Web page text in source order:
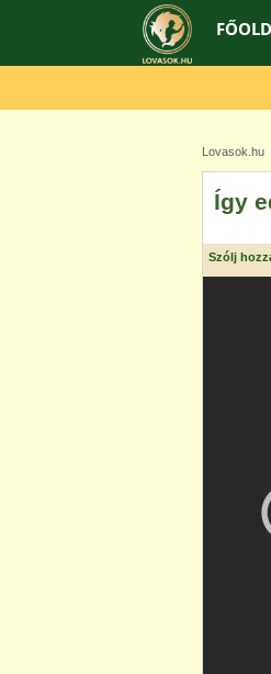
Lovasok.hu
Így
Szólj